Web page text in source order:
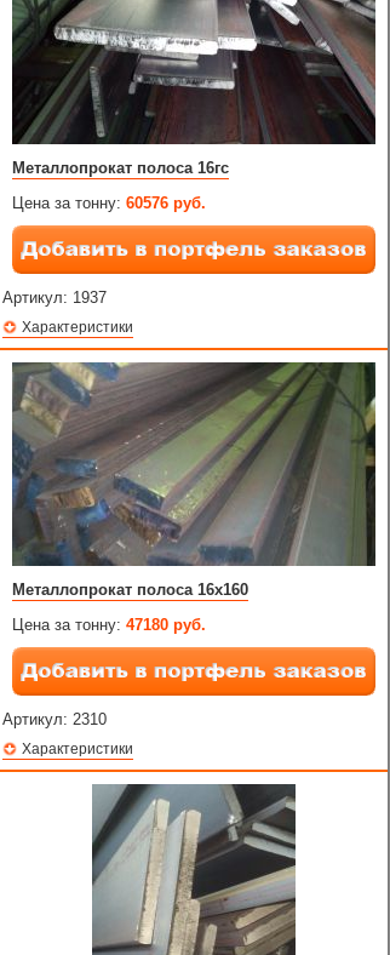
Металлопрокат полоса 16гс
Цена за тонну: 60576 руб.
Артикул: 1937
Характеристики
Металлопрокат полоса 16х160
Цена за тонну: 47180 руб.
Артикул: 2310
Характеристики